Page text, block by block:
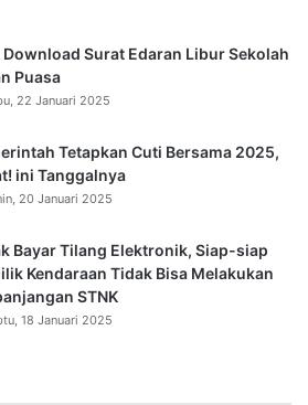
Download Surat Edaran Libur Sekolah
Puasa
22 Januari 2025
Tetapkan Cuti Bersama 2025,
ini Tanggalnya
20 Januari 2025
Bayar Tilang Elektronik, Siap-siap
Kendaraan Tidak Bisa Melakukan
STNK
18 Januari 2025